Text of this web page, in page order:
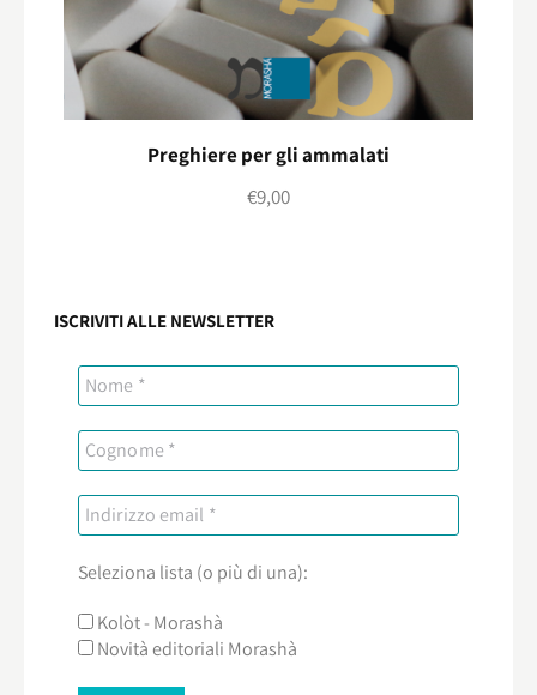
Preghiere per gli ammalati
€9,00
ISCRIVITI ALLE NEWSLETTER
Seleziona lista (o più di una):
Kolòt - Morashà
Novità editoriali Morashà